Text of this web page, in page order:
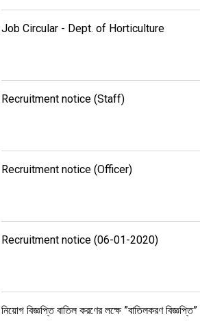
Job Circular - Dept. of Horticulture
Recruitment notice (Staff)
Recruitment notice (Officer)
Recruitment notice (06-01-2020)
নিয়োগ বিজ্ঞপ্তি বাতিল করণের লক্ষে ”বাতিলকরণ বিজ্ঞপ্তি”